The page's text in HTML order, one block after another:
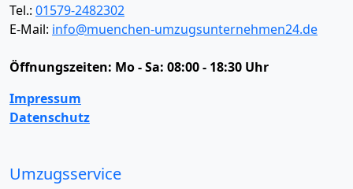
Tel.: 01579-2482302
E-Mail: info@muenchen-umzugsunternehmen24.de
Öffnungszeiten: Mo - Sa: 08:00 - 18:30 Uhr
Impressum
Datenschutz
Umzugsservice